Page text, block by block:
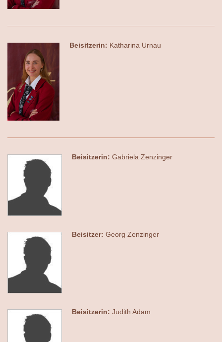
Beisitzerin: Katharina Urnau
Beisitzerin: Gabriela Zenzinger
Beisitzer: Georg Zenzinger
Beisitzerin: Judith Adam